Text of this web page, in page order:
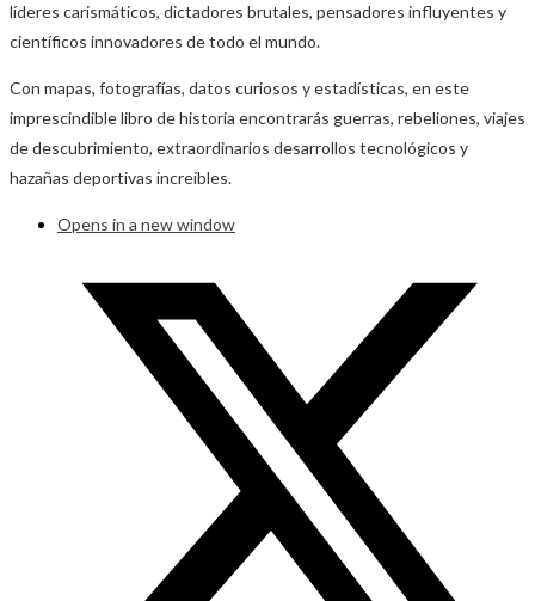
líderes carismáticos, dictadores brutales, pensadores influyentes y
científicos innovadores de todo el mundo.
Con mapas, fotografías, datos curiosos y estadísticas, en este
imprescindible libro de historia encontrarás guerras, rebeliones, viajes
de descubrimiento, extraordinarios desarrollos tecnológicos y
hazañas deportivas increíbles.
Opens in a new window